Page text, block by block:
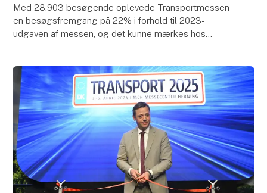
Med 28.903 besøgende oplevede Transportmessen
en besøgsfremgang på 22% i forhold til 2023-
udgaven af messen, og det kunne mærkes hos